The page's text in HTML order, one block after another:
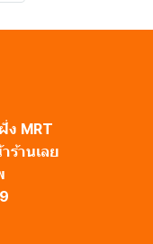
ง MRT
ร้านเลย